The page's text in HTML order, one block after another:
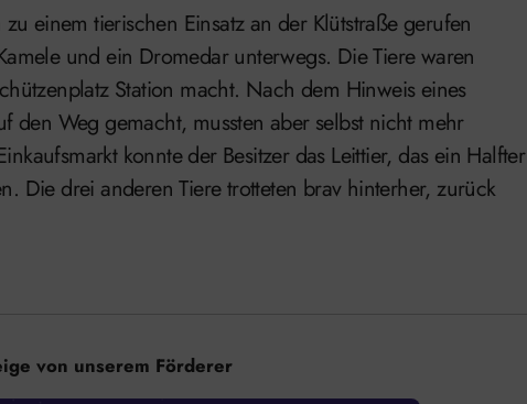
und ein Dromedar unterwegs. Die Tiere waren
Station macht. Nach dem Hinweis eines
den Weg gemacht, mussten aber selbst nicht mehr
konnte der Besitzer das Leittier, das ein Halfter
Die drei anderen Tiere trotteten brav hinterher, zurück
von unserem Förderer